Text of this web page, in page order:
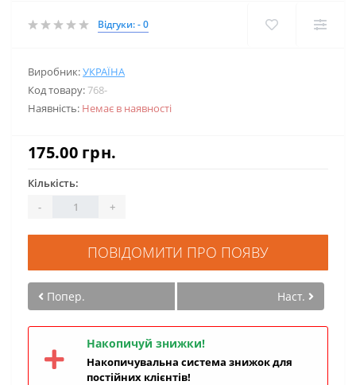
Відгуки: - 0
Виробник:УКРАЇНА
Код товару:768-
Наявність: Немає в наявності
175.00 грн.
Кількість:
-
+
ПОВІДОМИТИ ПРО ПОЯВУ
Попер. Наст.
Накопичуй знижки!
Накопичувальна система знижок для
постійних клієнтів!